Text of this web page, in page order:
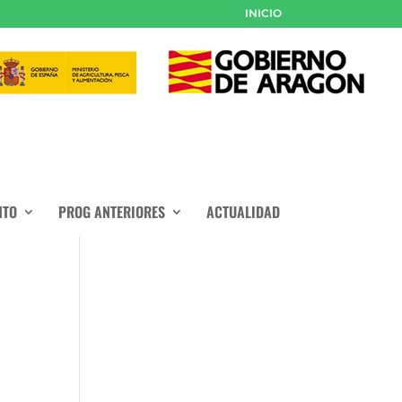
INICIO
PROG ANTERIORES ACTUALIDAD